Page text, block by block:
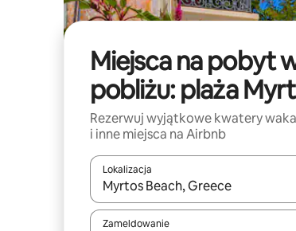
Miejsca na pobyt
pobliżu: plaża
Rezerwuj wyjątkowe kwatery
i inne miejsca na Airbnb
Lokalizacja
Gdy wyniki będą dostępne, możesz
Zameldowanie